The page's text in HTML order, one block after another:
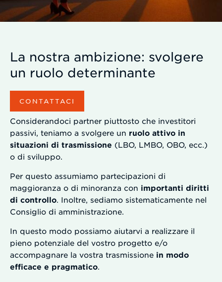
La nostra ambizione: svolgere
un ruolo determinante
CONTATTACI
Considerandoci partner piuttosto che investitori
passivi, teniamo a svolgere un ruolo attivo in
situazioni di trasmissione (LBO, LMBO, OBO, ecc.)
o di sviluppo.
Per questo assumiamo partecipazioni di
maggioranza o di minoranza con importanti diritti
di controllo. Inoltre, sediamo sistematicamente nel
Consiglio di amministrazione.
In questo modo possiamo aiutarvi a realizzare il
pieno potenziale del vostro progetto e/o
accompagnare la vostra trasmissione in modo
efficace e pragmatico.